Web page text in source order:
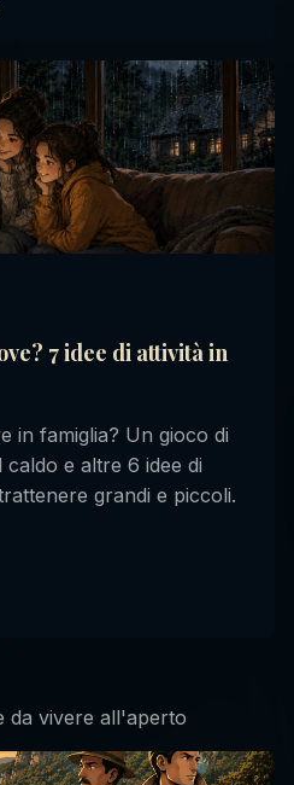
7 idee di attività in
in famiglia? Un gioco di
e altre 6 idee di
grandi e piccoli.
da vivere all'aperto